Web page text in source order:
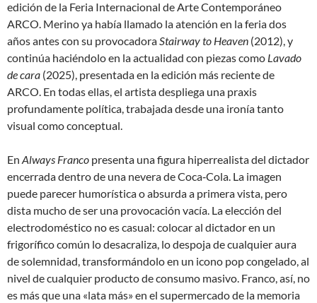
edición de la Feria Internacional de Arte Contemporáneo
ARCO. Merino ya había llamado la atención en la feria dos
años antes con su provocadoraStairway to Heaven (2012), y
continúa haciéndolo en la actualidad con piezas como Lavado
de cara (2025), presentada en la edición más reciente de
ARCO. En todas ellas, el artista despliega una praxis
profundamente política, trabajada desde una ironía tanto
visual como conceptual.
En Always Franco presenta una figura hiperrealista del dictador
encerrada dentro de una nevera de Coca‐Cola. La imagen
puede parecer humorística o absurda a primera vista, pero
dista mucho de ser una provocación vacía. La elección del
electrodoméstico no es casual: colocar al dictador en un
frigorífico común lo desacraliza, lo despoja de cualquier aura
de solemnidad, transformándolo en un icono pop congelado, al
nivel de cualquier producto de consumo masivo. Franco, así, no
es más que una «lata más» en el supermercado de la memoria